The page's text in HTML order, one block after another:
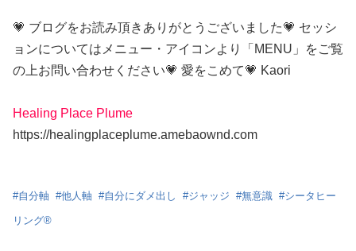
💗 ブログをお読み頂きありがとうございました💗 セッシ
ョンについてはメニュー・アイコンより「MENU」をご覧
の上お問い合わせください💗 愛をこめて💗 Kaori
Healing Place Plume
https://healingplaceplume.amebaownd.com
#自分軸 #他人軸 #自分にダメ出し #ジャッジ #無意識 #シータヒー
リング®